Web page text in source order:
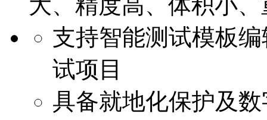
支持智能测试模板
试项目
具备就地化保护及